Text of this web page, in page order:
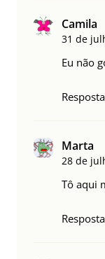
Camila
31 de
Eu não
Resposta
Marta
28 de
Tô aqui
Resposta